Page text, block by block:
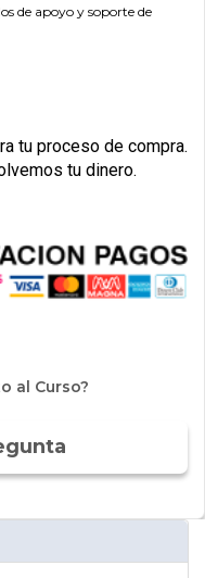
de apoyo y soporte de
tu proceso de compra.
tu dinero.
al Curso?